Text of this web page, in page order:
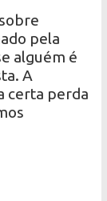
pela
alguém é
A
certa perda